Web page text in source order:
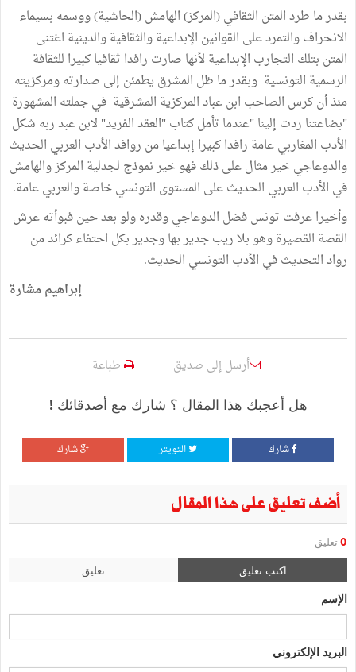
بقدر ما طرد المتن الثقافي (المركز) الهامش (الحاشية) ووسمه بسيماء
الانحراف والتمرد على القوانين الإبداعية والثقافية والدينية اغتنى
المتن بتلك التجارب الإبداعية لأنها صارت رافدا ثقافيا كبيرا للثقافة
الرسمية التونسية وبقدر ما ظل المشرق يطمئن إلى صدارته ومركزيته
منذ أن كرس الصاحب ابن عباد المركزية المشرقية في جملته المشهورة
"بضاعتنا ردت إلينا "عندما تأمل كتاب "العقد الفريد" لابن عبد ربه شكل
الأدب المغاربي عامة رافدا كبيرا إبداعيا من روافد الأدب العربي الحديث
والدوعاجي خير مثال على ذلك فهو خير نموذج لجدلية المركز والهامش
في الأدب العربي الحديث على المستوى التونسي خاصة والعربي عامة.
وأخيرا عرفت تونس فضل الدوعاجي وقدره ولو بعد حين فبوأته عرش
القصة القصيرة وهو بلا ريب جدير بها وجدير بكل احتفاء كرائد من
رواد التحديث في الأدب التونسي الحديث.
إبراهيم مشارة
أرسل إلى صديق طباعة
هل أعجبك هذا المقال ؟ شارك مع أصدقائك !
شارك التويتر شارك
أضف تعليق على هذا المقال
0 تعليق
اكتب تعليق تعليق
الإسم
البريد الإلكتروني